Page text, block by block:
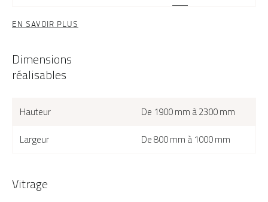
EN SAVOIR PLUS
Dimensions
réalisables
Hauteur
De 1900 mm à 2300 mm
Largeur
De 800 mm à 1000 mm
Vitrage